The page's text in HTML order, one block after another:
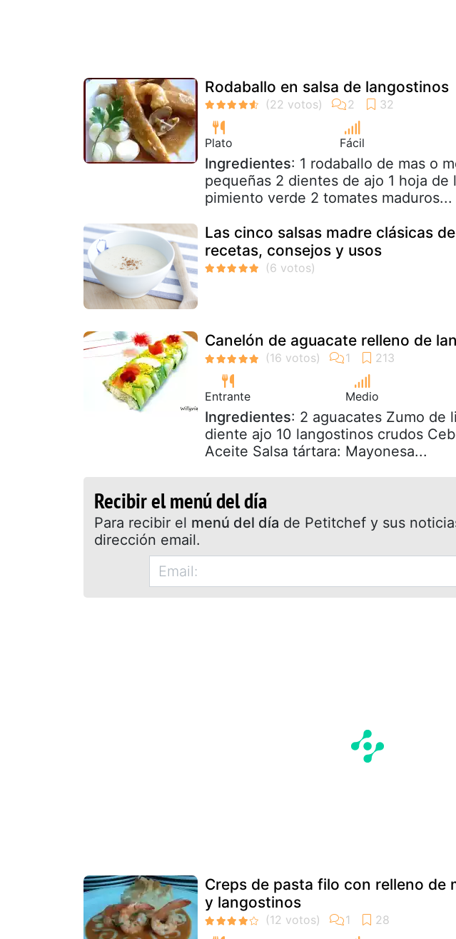
Rodaballo en salsa de langostinos
Plato Fácil
Ingredientes: 1 rodaballo de mas o
pequeñas 2 dientes de ajo 1 hoja de
pimiento verde 2 tomates maduros...
Las cinco salsas madre clásicas
recetas, consejos y usos
Canelón de aguacate relleno de
Entrante Medio
Ingredientes: 2 aguacates Zumo de
diente ajo 10 langostinos crudos
Aceite Salsa tártara: Mayonesa...
Recibir el menú del día
Para recibir el menú del día de Petitchef y sus
dirección email.
Creps de pasta filo con relleno de
y langostinos